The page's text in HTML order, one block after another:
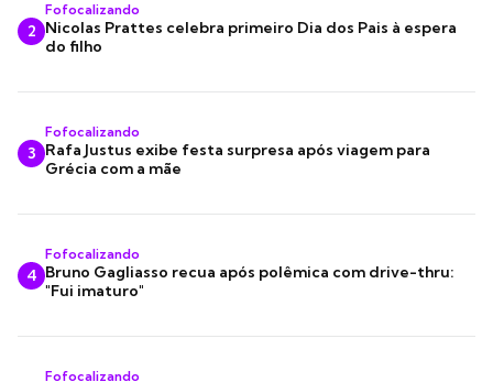
2
Fofocalizando
Nicolas Prattes celebra primeiro Dia dos Pais à espera
do filho
3
Fofocalizando
Rafa Justus exibe festa surpresa após viagem para
Grécia com a mãe
4
Fofocalizando
Bruno Gagliasso recua após polêmica com drive-thru:
"Fui imaturo"
Fofocalizando